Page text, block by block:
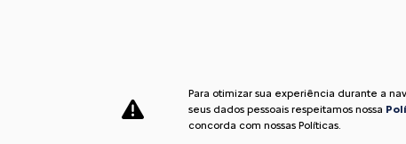
Desenvolvido pela DEALERSPACE ® Direitos Reservados.
Para otimizar sua experiência durante a
seus dados pessoais respeitamos nossa
concorda com nossas Políticas.